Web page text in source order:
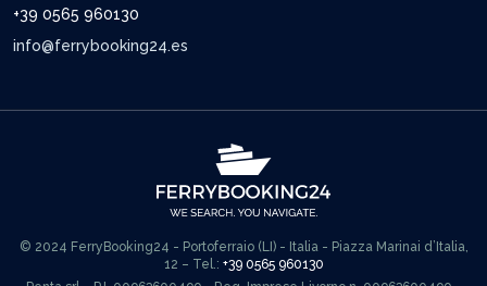
+39 0565 960130
info@ferrybooking24.es
© 2024 FerryBooking24 - Portoferraio (LI) - Italia - Piazza Marinai d’Italia,
12 – Tel.: +39 0565 960130